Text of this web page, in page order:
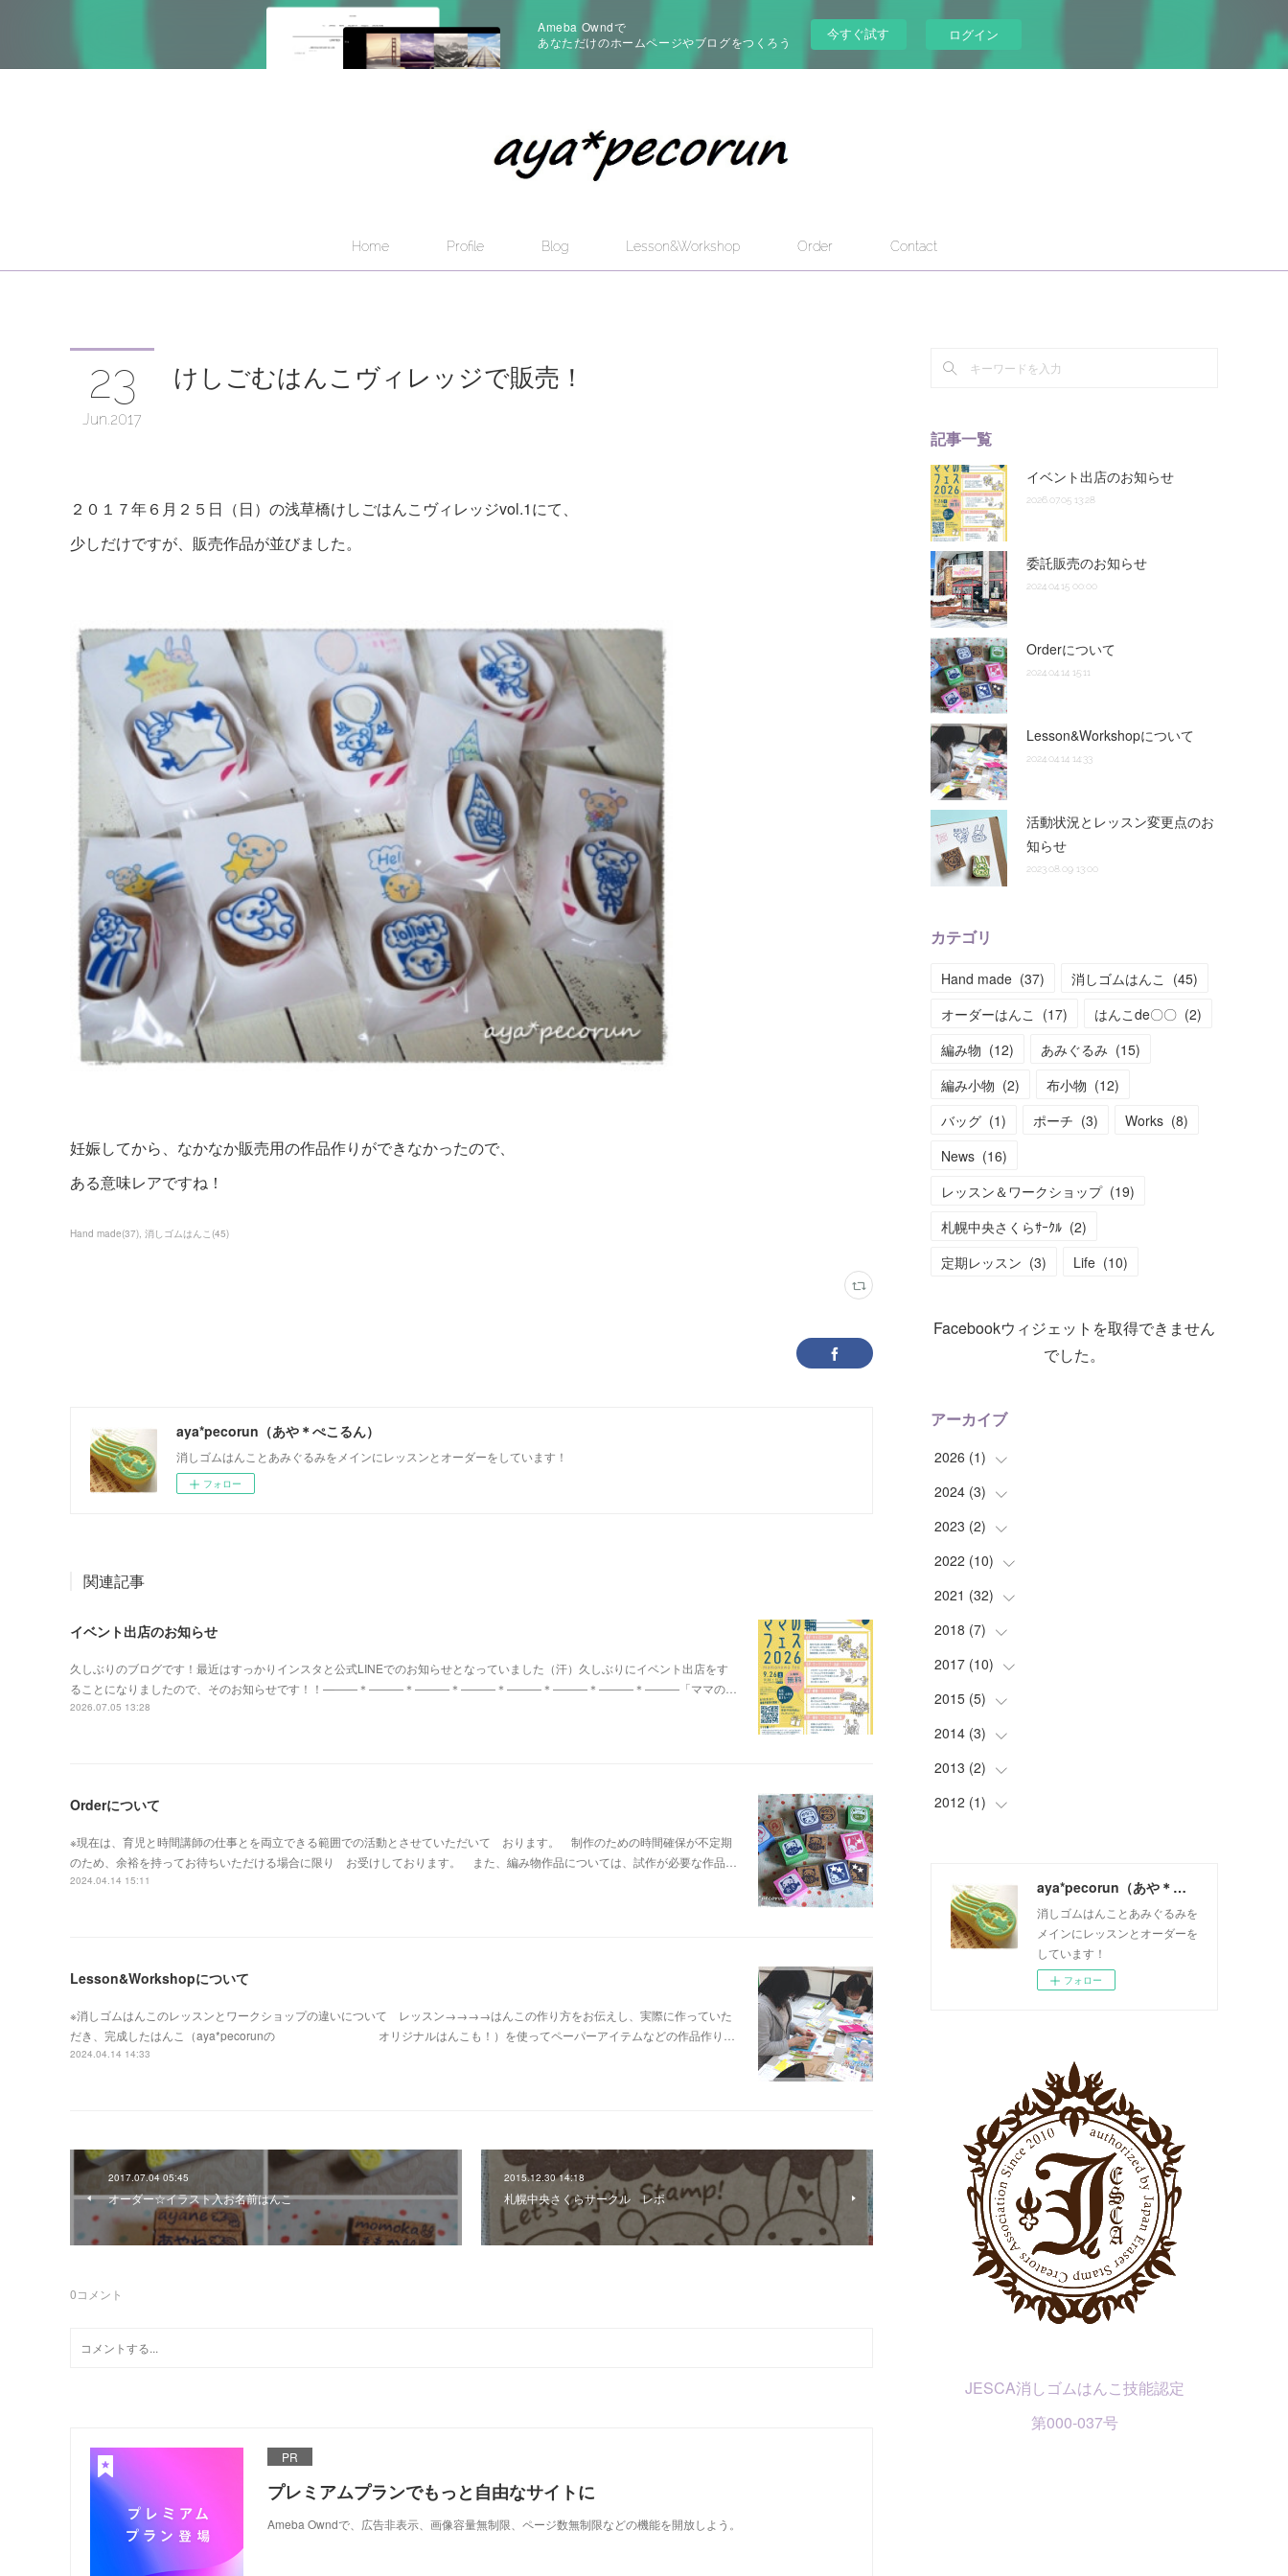
Ameba Owndで
あなただけのホームページやブログをつくろう
今すぐ試す ログイン
Home Profile Blog Lesson&Workshop Order Contact
23
Jun 2017
けしごむはんこヴィレッジで販売！
２０１７年６月２５日（日）の浅草橋けしごはんこヴィレッジvol.1にて、
少しだけですが、販売作品が並びました。
妊娠してから、なかなか販売用の作品作りができなかったので、
ある意味レアですね！
Hand made(37) 消しゴムはんこ (45)
aya*pecorun（あや＊ぺこるん）
消しゴムはんことあみぐるみをメインにレッスンとオーダーをしています！
フォロー
関連記事
イベント出店のお知らせ
久しぶりのブログです！最近はすっかりインスタと公式LINEでのお知らせとなっていました（汗）久しぶりにイベント出店をす
ることになりましたので、そのお知らせです！！—――＊―――＊―――＊―――＊―――＊―――＊―――＊―――「ママの…
2026.07.05 13:28
Orderについて
※現在は、育児と時間講師の仕事とを両立できる範囲での活動とさせていただいて おります。 制作のための時間確保が不定期
のため、余裕を持ってお待ちいただける場合に限り お受けしております。 また、編み物作品については、試作が必要な作品…
2024.04.14 15:11
Lesson&Workshopについて
※消しゴムはんこのレッスンとワークショップの違いについて レッスン→→→→はんこの作り方をお伝えし、実際に作っていた
だき、完成したはんこ（aya*pecorunの オリジナルはんこも！）を使ってペーパーアイテムなどの作品作り…
2024.04.14 14:33
2017.07.04 05:45
オーダー☆イラスト入お名前はんこ
2015.12.30 14:18
札幌中央さくらサークル レポ
0コメント
PR
プレミアムプランでもっと自由なサイトに
Ameba Owndで、広告非表示、画像容量無制限、ページ数無制限などの機能を開放しよう。
記事一覧
イベント出店のお知らせ
2026.07.05 13:28
委託販売のお知らせ
2024.04.15 00:00
Orderについて
2024.04.14 15:11
Lesson&Workshopについて
2024.04.14 14:33
活動状況とレッスン変更点のお
知らせ
2023.08.09 13:00
カテゴリ
Hand made (37) 消しゴムはんこ (45)
オーダーはんこ (17) はんこde〇〇 (2)
編み物 (12) あみぐるみ (15)
編み小物 (2) 布小物 (12)
バッグ (1) ポーチ (3) Works (8)
News (16)
レッスン＆ワークショップ (19)
札幌中央さくらｻｰｸﾙ (2)
定期レッスン (3) Life (10)
Facebookウィジェットを取得できません
でした。
アーカイブ
2026 (1)
(1
2024 (3)
(3
2023 (2)
(1)
(1)
2022 (10)
(2)
(3
(3)
(2
2021 (32)
(1
(8)
(4
(2
(4
(3
(2)
(3)
2018 (7)
(1)
(4
(2
2017 (10)
(2
(1
(2
(1
(1)
2015 (5)
(4
(1
2014 (3)
(1
(2
2013 (2)
(1
2012 (1)
aya*pecorun（あや＊ぺこるん）
消しゴムはんことあみぐるみを
メインにレッスンとオーダーを
しています！
フォロー
JESCA消しゴムはんこ技能認定
第000-037号